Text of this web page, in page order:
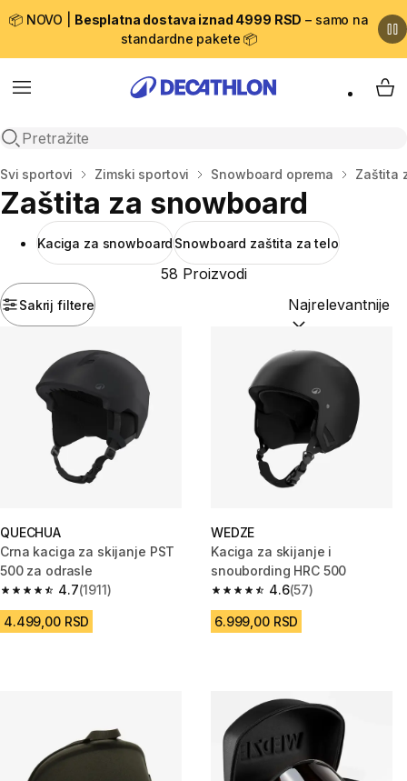
📦 NOVO | Besplatna dostava iznad 4999 RSD – samo na
standardne pakete 📦
Menu
Open search
My
Početna stranica
Svi sportovi Zimski sportovi Snowboard oprema Zaštita
Zaštita za snowboard
Kaciga za snowboard Snowboard zaštita za telo
Sakrij filtere
58 Proizvodi
Sortiraj po:
QUECHUA
Crna kaciga za skijanje PST
500 za odrasle
4.7
4.7 od 5 zvezdica from 1911 Recenzije
(1911)
4.499,00 RSD
WEDZE
Kaciga za skijanje i
snoubording HRC 500
4.6
4.6 od 5 zvezdica from 57
(57)
6.999,00 RSD